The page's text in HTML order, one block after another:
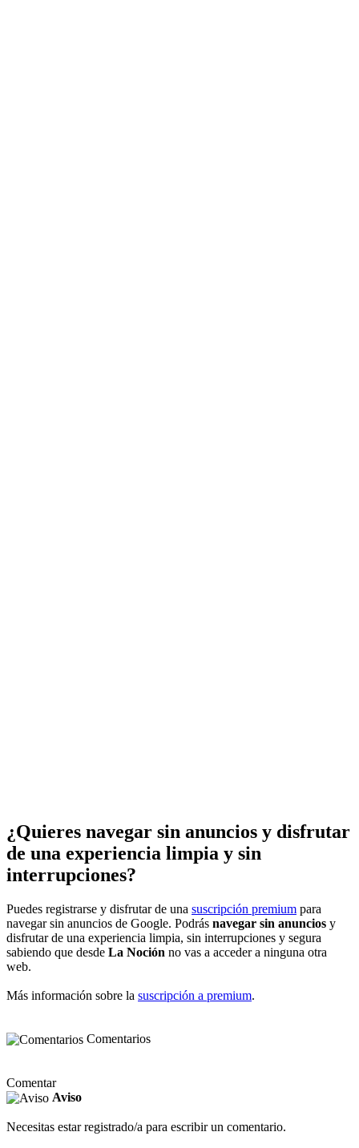
¿Quieres navegar sin anuncios y disfrutar
de una experiencia limpia y sin
interrupciones?
Puedes registrarse y disfrutar de una suscripción premium para
navegar sin anuncios de Google. Podrás navegar sin anuncios y
disfrutar de una experiencia limpia, sin interrupciones y segura
sabiendo que desde La Noción no vas a acceder a ninguna otra
web.
Más información sobre la suscripción a premium.
Comentarios
Comentar
Aviso
Necesitas estar registrado/a para escribir un comentario.